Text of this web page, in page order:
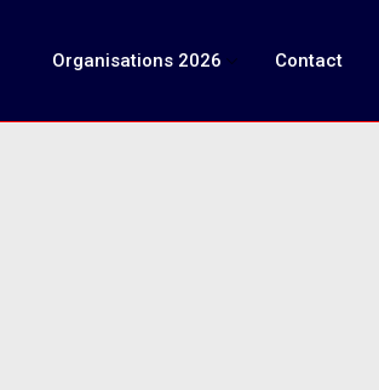
Organisations 2026 Contact